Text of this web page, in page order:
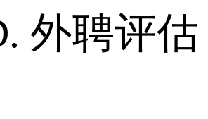
外聘评估